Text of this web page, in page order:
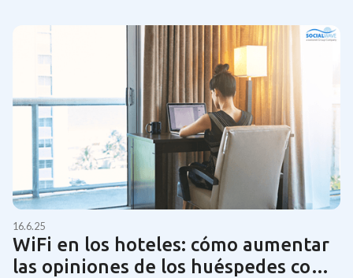
16.6.25
WiFi en los hoteles: cómo aumentar
las opiniones de los huéspedes con